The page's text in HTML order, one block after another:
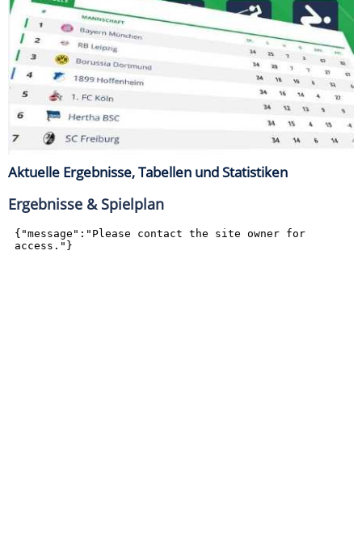
Aktuelle Ergebnisse, Tabellen und Statistiken
Ergebnisse & Spielplan